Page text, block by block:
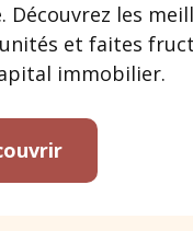
Découvrez les
et faites
immobilier.